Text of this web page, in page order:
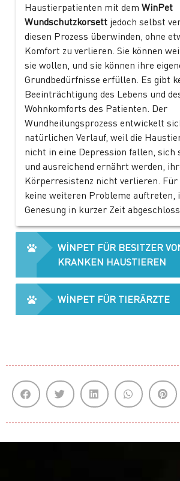
Haustierpatienten mit dem WinPet
Wundschutzkorsett jedoch selbst
diesen Prozess überwinden, ohne
Komfort zu verlieren. Sie können
sie wollen, und sie können ihre
Grundbedürfnisse erfüllen. Es gibt
Beeinträchtigung des Lebens und
Wohnkomforts des Patienten. Der
Wundheilungsprozess entwickelt
natürlichen Verlauf, weil die
nicht in eine Depression fallen, sich
und ausreichend ernährt werden,
Körperresistenz nicht verlieren. Für
keine weiteren Probleme auftreten,
Genesung in kurzer Zeit
WİNPET FÜR BESITZER
KRANKEN HAUSTIEREN
WİNPET FÜR TIERÄRZTE